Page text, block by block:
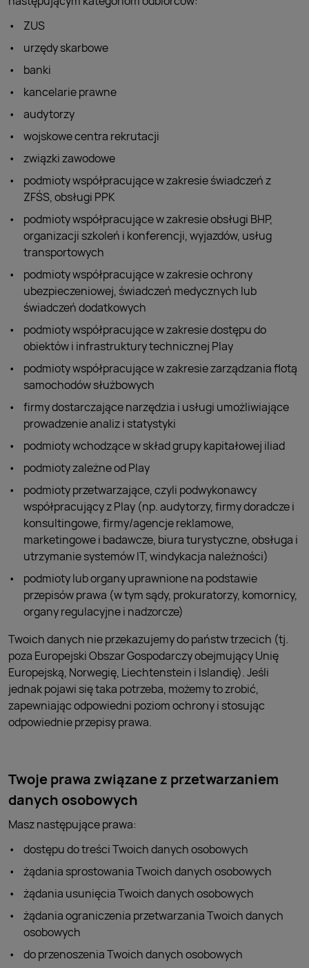
ZUS
urzędy skarbowe
banki
kancelarie prawne
audytorzy
wojskowe centra rekrutacji
związki zawodowe
podmioty współpracujące w zakresie świadczeń z
ZFŚS, obsługi PPK
podmioty współpracujące w zakresie obsługi BHP,
organizacji szkoleń i konferencji, wyjazdów, usług
transportowych
podmioty współpracujące w zakresie ochrony
ubezpieczeniowej, świadczeń medycznych lub
świadczeń dodatkowych
podmioty współpracujące w zakresie dostępu do
obiektów i infrastruktury technicznej Play
podmioty współpracujące w zakresie zarządzania flotą
samochodów służbowych
firmy dostarczające narzędzia i usługi umożliwiające
prowadzenie analiz i statystyki
podmioty wchodzące w skład grupy kapitałowej iliad
podmioty zależne od Play
podmioty przetwarzające, czyli podwykonawcy
współpracujący z Play (np. audytorzy, firmy doradcze i
konsultingowe, firmy/agencje reklamowe,
marketingowe i badawcze, biura turystyczne, obsługa i
utrzymanie systemów IT, windykacja należności)
podmioty lub organy uprawnione na podstawie
przepisów prawa (w tym sądy, prokuratorzy, komornicy,
organy regulacyjne i nadzorcze)
Twoich danych nie przekazujemy do państw trzecich (tj.
poza Europejski Obszar Gospodarczy obejmujący Unię
Europejską, Norwegię, Liechtenstein i Islandię). Jeśli
jednak pojawi się taka potrzeba, możemy to zrobić,
zapewniając odpowiedni poziom ochrony i stosując
odpowiednie przepisy prawa.
Twoje prawa związane z przetwarzaniem
danych osobowych
Masz następujące prawa:
dostępu do treści Twoich danych osobowych
żądania sprostowania Twoich danych osobowych
żądania usunięcia Twoich danych osobowych
żądania ograniczenia przetwarzania Twoich danych
osobowych
do przenoszenia Twoich danych osobowych